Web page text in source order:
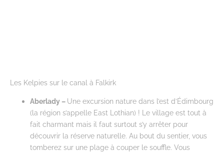
Les Kelpies sur le canal à Falkirk
Aberlady – Une excursion nature dans l’est d’Édimbourg
(la région s’appelle East Lothian) ! Le village est tout à
fait charmant mais il faut surtout s’y arrêter pour
découvrir la réserve naturelle. Au bout du sentier, vous
tomberez sur une plage à couper le souffle. Vous